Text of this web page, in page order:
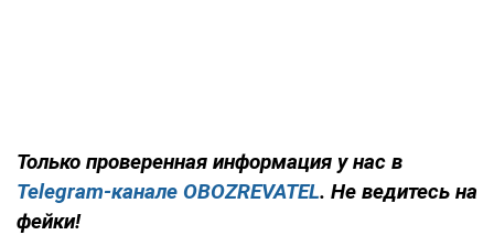
Только проверенная информация у нас в
Telegram-канале OBOZREVATEL. Не ведитесь на
фейки!